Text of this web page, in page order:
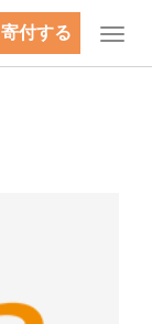
T
o
寄付する